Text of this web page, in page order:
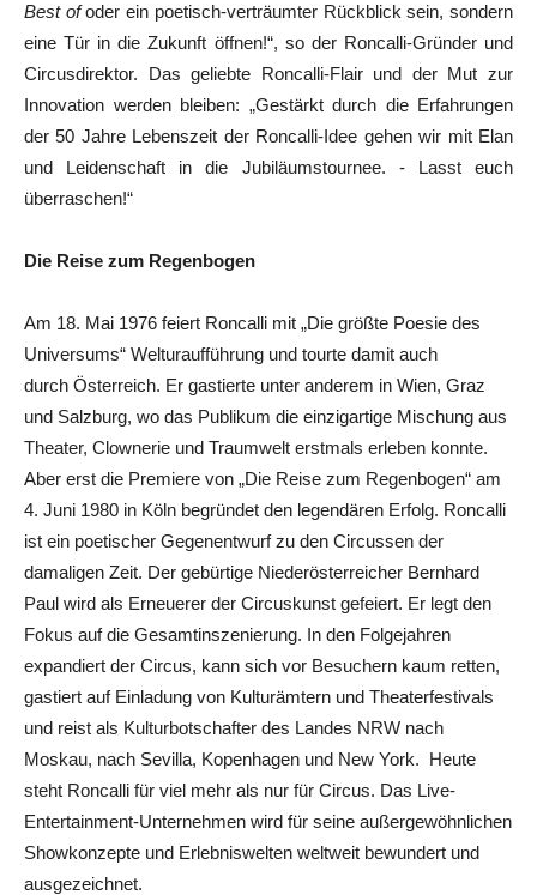
Best ofoder ein poetisch-verträumter Rückblick sein, sondern
eine Tür in die Zukunft öffnen!“, so der Roncalli-Gründer und
Circusdirektor. Das geliebte Roncalli-Flair und der Mut zur
Innovation werden bleiben: „Gestärkt durch die Erfahrungen
der 50 Jahre Lebenszeit der Roncalli-Idee gehen wir mit Elan
und Leidenschaft in die Jubiläumstournee. - Lasst euch
überraschen!“
Die Reise zum Regenbogen
Am 18. Mai 1976 feiert Roncalli mit „Die größte Poesie des
Universums“ Welturaufführung und tourte damit auch
durch Österreich. Er gastierte unter anderem in Wien, Graz
und Salzburg, wo das Publikum die einzigartige Mischung aus
Theater, Clownerie und Traumwelt erstmals erleben konnte.
Aber erst die Premiere von „Die Reise zum Regenbogen“ am
4. Juni 1980 in Köln begründet den legendären Erfolg. Roncalli
ist ein poetischer Gegenentwurf zu den Circussen der
damaligen Zeit. Der gebürtige Niederösterreicher Bernhard
Paul wird als Erneuerer der Circuskunst gefeiert. Er legt den
Fokus auf die Gesamtinszenierung. In den Folgejahren
expandiert der Circus, kann sich vor Besuchern kaum retten,
gastiert auf Einladung von Kulturämtern und Theaterfestivals
und reist als Kulturbotschafter des Landes NRW nach
Moskau, nach Sevilla, Kopenhagen und New York. Heute
steht Roncalli für viel mehr als nur für Circus. Das Live-
Entertainment-Unternehmen wird für seine außergewöhnlichen
Showkonzepte und Erlebniswelten weltweit bewundert und
ausgezeichnet.